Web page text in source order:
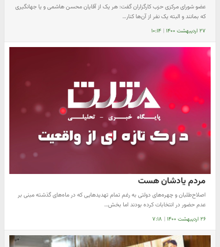
عضو شورای مرکزی حزب کارگزاران گفت: هر یک از آقایان محسن هاشمی و یا جهانگیری
که بمانند و البته یک نفر از آن‌ها کنار…
۲۷ اردیبهشت ۱۴۰۰ | ۱۰:۱۴
مردم یادشان هست
اصلاح‌طلبان و چهره‌های دولتی به رغم تمام تهدیدهایی که در ماه‌های گذشته مبنی بر
عدم حضور در انتخابات کرده بودند اما بخش…
۲۶ اردیبهشت ۱۴۰۰ | ۷:۱۸